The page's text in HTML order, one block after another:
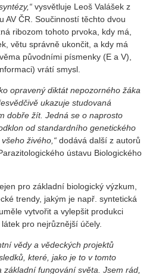
vysvětluje Leoš Valášek z
AV ČR. Součinností těchto dvou
ribozom tohoto prvoka, kdy má,
větu správně ukončit, a kdy má
původními písmenky (E a V),
vrátí smysl.
opravený diktát nepozorného žáka
ukazuje studovaná
dobře žít. Jedná se o naprosto
od standardního genetického
živého,“ dodává další z autorů
ústavu Biologického
pro základní biologický výzkum,
trendy, jakým je např. syntetická
vytvořit a vylepšit produkci
pro nejrůznější účely.
vědy a vědeckých projektů
které, jako je to v tomto
fungování světa. Jsem rád,